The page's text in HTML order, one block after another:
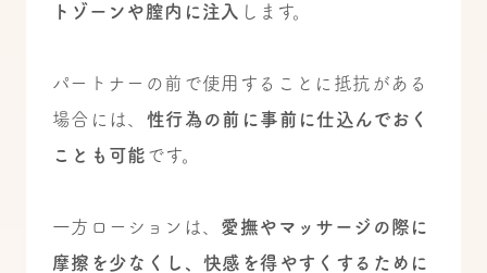
トゾーンや膣内に注入 します。
パートナーの前で使用することに抵抗がある
場合には、 性行為の前に事前に仕込んでおく
ことも可能 です。
一方ローションは、 愛撫やマッサージの際に
摩擦を少なくし、快感を得やすくするために